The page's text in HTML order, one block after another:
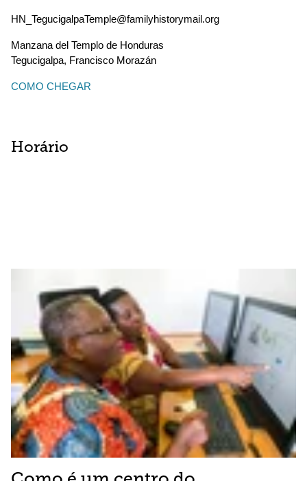
HN_TegucigalpaTemple@familyhistorymail.org
Manzana del Templo de Honduras
Tegucigalpa, Francisco Morazán
COMO CHEGAR
Horário